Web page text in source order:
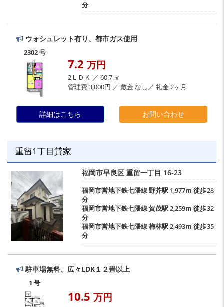
分
ウォシュレット有り、都市ガス使用
2302 号
7.2 万円
2ＬＤＫ ／ 60.7 ㎡
管理費 3,000円 ／ 敷金 なし／ 礼金 2ヶ月
詳細はこちら お問い合わせ
重留1丁目貸家
福岡市早良区 重留一丁目 16-23
福岡市営地下鉄七隈線野芥駅 1,977ｍ 徒歩28
分
福岡市営地下鉄七隈線賀茂駅2,259ｍ 徒歩32
分
福岡市営地下鉄七隈線梅林駅2,493ｍ 徒歩35
分
駐車場無料、広々LDK１２畳以上
1 号
10.5 万円